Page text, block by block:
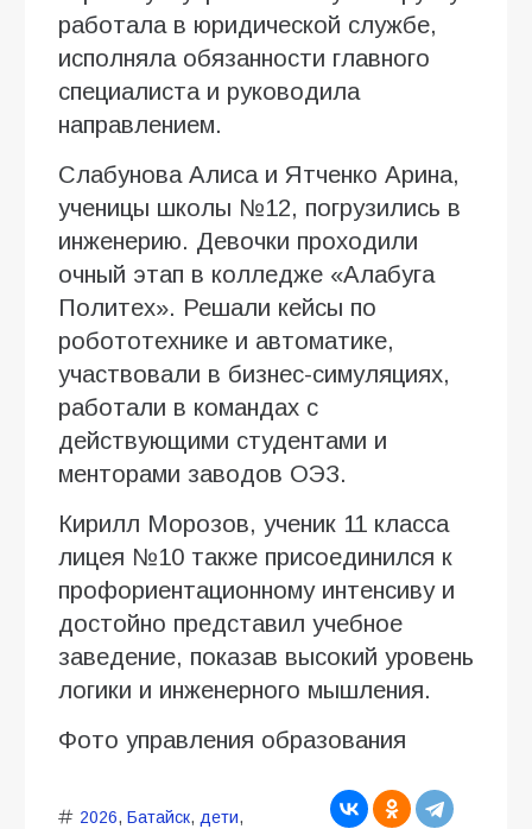
работала в юридической службе,
исполняла обязанности главного
специалиста и руководила
направлением.
Слабунова Алиса и Ятченко Арина,
ученицы школы №12, погрузились в
инженерию. Девочки проходили
очный этап в колледже «Алабуга
Политех». Решали кейсы по
робототехнике и автоматике,
участвовали в бизнес-симуляциях,
работали в командах с
действующими студентами и
менторами заводов ОЭЗ.
Кирилл Морозов, ученик 11 класса
лицея №10 также присоединился к
профориентационному интенсиву и
достойно представил учебное
заведение, показав высокий уровень
логики и инженерного мышления.
Фото управления образования
2026, Батайск, дети,